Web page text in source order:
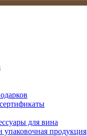
для вина
упаковочная продукция